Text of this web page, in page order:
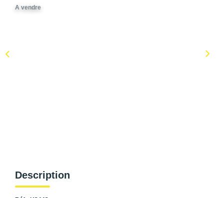
AFR IMMOBILIER Chatou - Location | Gestion | Syndic
A vendre
Description